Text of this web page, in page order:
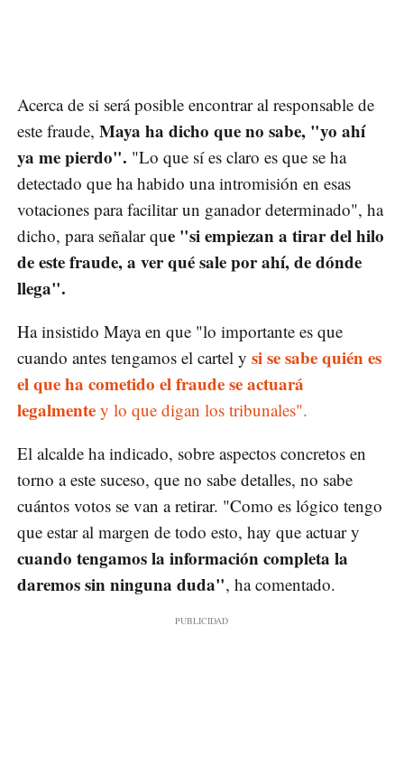
Acerca de si será posible encontrar al responsable de
este fraude, Maya ha dicho que no sabe, "yo ahí
ya me pierdo". "Lo que sí es claro es que se ha
detectado que ha habido una intromisión en esas
votaciones para facilitar un ganador determinado", ha
dicho, para señalar que "si empiezan a tirar del hilo
de este fraude, a ver qué sale por ahí, de dónde
llega".
Ha insistido Maya en que "lo importante es que
cuando antes tengamos el cartel y si se sabe quién es
el que ha cometido el fraude se actuará
legalmente y lo que digan los tribunales".
El alcalde ha indicado, sobre aspectos concretos en
torno a este suceso, que no sabe detalles, no sabe
cuántos votos se van a retirar. "Como es lógico tengo
que estar al margen de todo esto, hay que actuar y
cuando tengamos la información completa la
daremos sin ninguna duda", ha comentado.